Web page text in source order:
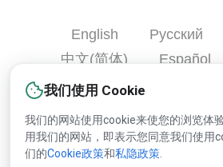
我们使用 Cookie
我们的网站使用cookie来使您的浏览体
用我们的网站，即表示您同意我们使用
们的Cookie政策和私隐政策
English Русский
中文(简体)
Español
Português
हिन्दी